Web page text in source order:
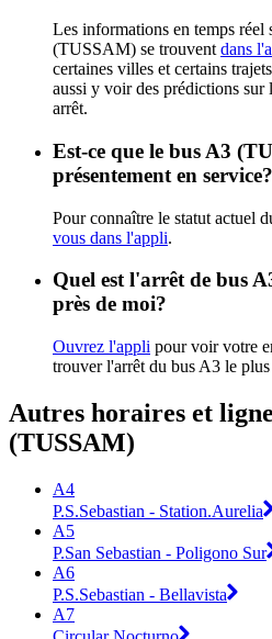
Les informations en temps réel
(TUSSAM) se trouvent dans
certaines villes et certains
aussi y voir des prédictions sur
arrêt.
Est-ce que le bus A3
présentement en service?
Pour connaître le statut actuel
vous dans l'appli.
Quel est l'arrêt de bus
près de moi?
Ouvrez l'appli pour voir votre
trouver l'arrêt du bus A3 le plus
Autres horaires et
(TUSSAM)
A4
P.S.Sebastian - Station.Aurelia
A5
P.San Sebastian - Poligono Sur
A6
P.S.Sebastian - Bellavista
A7